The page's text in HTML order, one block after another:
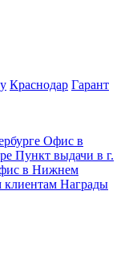
Краснодар Гарант
Офис в
Пункт выдачи в г.
в Нижнем
Награды